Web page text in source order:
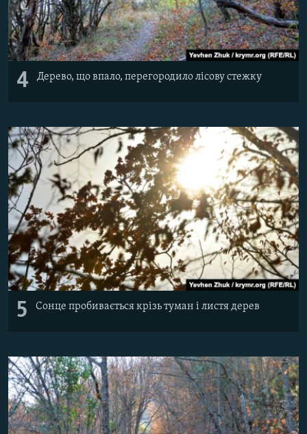
4 Дерево, що впало, перегородило лісову стежку
5 Сонце пробивається крізь туман і листя дерев